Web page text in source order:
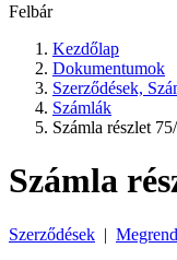
Felbár
Kezdőlap
Dokumentumok
Szerződések,
Számlák
Számla részlet
Számla
Szerződések |